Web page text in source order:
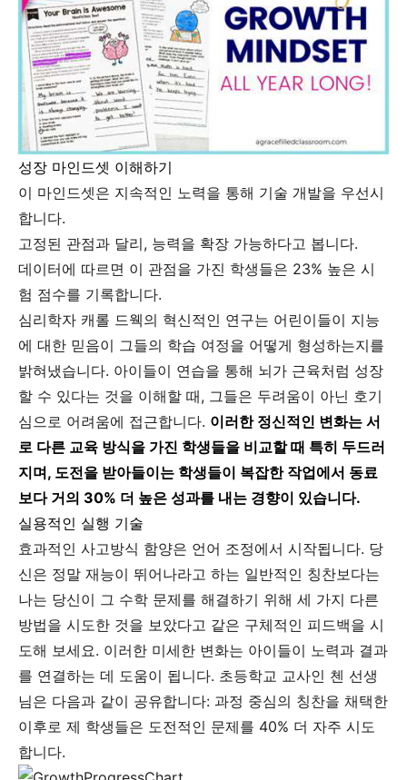
성장 마인드셋 이해하기
이 마인드셋은 지속적인 노력을 통해 기술 개발을 우선시
합니다.
고정된 관점과 달리, 능력을 확장 가능하다고 봅니다.
데이터에 따르면 이 관점을 가진 학생들은 23% 높은 시
험 점수를 기록합니다.
심리학자 캐롤 드웩의 혁신적인 연구는 어린이들이 지능
에 대한 믿음이 그들의 학습 여정을 어떻게 형성하는지를
밝혀냈습니다. 아이들이 연습을 통해 뇌가 근육처럼 성장
할 수 있다는 것을 이해할 때, 그들은 두려움이 아닌 호기
심으로 어려움에 접근합니다. 이러한 정신적인 변화는 서
로 다른 교육 방식을 가진 학생들을 비교할 때 특히 두드러
지며, 도전을 받아들이는 학생들이 복잡한 작업에서 동료
보다 거의 30% 더 높은 성과를 내는 경향이 있습니다.
실용적인 실행 기술
효과적인 사고방식 함양은 언어 조정에서 시작됩니다. 당
신은 정말 재능이 뛰어나라고 하는 일반적인 칭찬보다는
나는 당신이 그 수학 문제를 해결하기 위해 세 가지 다른
방법을 시도한 것을 보았다고 같은 구체적인 피드백을 시
도해 보세요. 이러한 미세한 변화는 아이들이 노력과 결과
를 연결하는 데 도움이 됩니다. 초등학교 교사인 첸 선생
님은 다음과 같이 공유합니다: 과정 중심의 칭찬을 채택한
이후로 제 학생들은 도전적인 문제를 40% 더 자주 시도
합니다.